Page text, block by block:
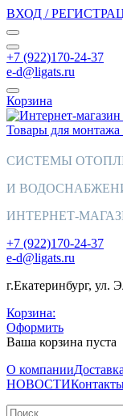
ВХОД /
+7 (922)170-24-37
e-d@ligats.ru
Корзина
СИСТЕМЫ
И
ИНТЕРНЕТ-
+7 (922)170-24-37
e-d@ligats.ru
г.Екатеринбург, ул.
Корзина:
Оформить
Ваша корзина пуста
О компании
НОВОСТИ